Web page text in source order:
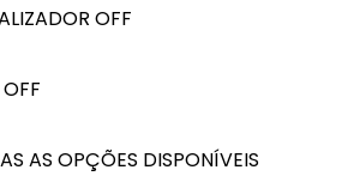
OFF
AS OPÇÕES DISPONÍVEIS